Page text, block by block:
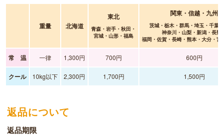
重量 北海道
東北
青森・岩手・秋田・
宮城・山形・福島
関東・信越・九州
茨城・栃木・群馬・埼玉・千葉
神奈川・山梨・新潟・長野
福岡・佐賀・長崎・熊本・大分・
常 温 一律 1,300円 700円 600円
クール 10kg以下 2,300円 1,700円 1,500円
返品について
返品期限